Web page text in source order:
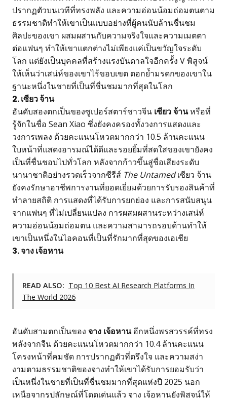
ปรากฏตัวบนเวทีที่ทรงพลัง และความอ่อนน้อมถ่อมตนตาม
ธรรมชาติทำให้เขาเป็นแบบอย่างที่ผู้คนนับล้านชื่นชม
ศิลปะของเขา ผสมผสานกับความจริงใจและความเมตตา
ต่อแฟนๆ ทำให้เขาแตกต่างไม่เพียงแค่เป็นขวัญใจระดับ
โลก แต่ยังเป็นบุคคลที่สร้างแรงบันดาลใจอีกครั้ง V พิสูจน์
ให้เห็นว่าเสน่ห์ของเขาไร้ขอบเขต ตอกย้ำมรดกของเขาใน
ฐานะหนึ่งในชายที่เป็นที่ชื่นชมมากที่สุดในโลก
2. เซียว จ้าน
อันดับสองตกเป็นของซูเปอร์สตาร์ชาวจีน เซียว จ้านหรือที่
รู้จักในชื่อ Sean Xiao ซึ่งยังคงครองทั้งวงการแสดงและ
วงการเพลง ด้วยคะแนนโหวตมากกว่า 10.5 ล้านคะแนน
ใบหน้าที่แสดงอารมณ์ได้ดีและรอยยิ้มที่สดใสของเขายังคง
เป็นที่ชื่นชอบไปทั่วโลก หลังจากก้าวขึ้นสู่ชื่อเสียงระดับ
นานาชาติอย่างรวดเร็วจากซีรีส์ The Untamedเซียว จ้าน
ยังคงรักษาอาชีพการงานที่ยอดเยี่ยมด้วยการรับรองสินค้าที่
ทำลายสถิติ การแสดงที่ได้รับการยกย่อง และการสนับสนุน
จากแฟนๆ ที่ไม่เปลี่ยนแปลง การผสมผสานระหว่างเสน่ห์
ความอ่อนน้อมถ่อมตน และความสามารถรอบด้านทำให้
เขาเป็นหนึ่งในไอคอนที่เป็นที่รักมากที่สุดของเอเชีย
3. จาง เจ้อหาน
READ ALSO: Top 10 Best AI Research Platforms In
The World 2026
อันดับสามตกเป็นของ จาง เจ้อหานอีกหนึ่งพรสวรรค์ที่ทรง
พลังจากจีน ด้วยคะแนนโหวตมากกว่า 10.4 ล้านคะแนน
โครงหน้าที่คมชัด การปรากฏตัวที่ตรึงใจ และความสง่า
งามตามธรรมชาติของจางทำให้เขาได้รับการยอมรับว่า
เป็นหนึ่งในชายที่เป็นที่ชื่นชมมากที่สุดแห่งปี 2025 นอก
เหนือจากรูปลักษณ์ที่โดดเด่นแล้ว จาง เจ้อหานยังพิสูจน์ให้